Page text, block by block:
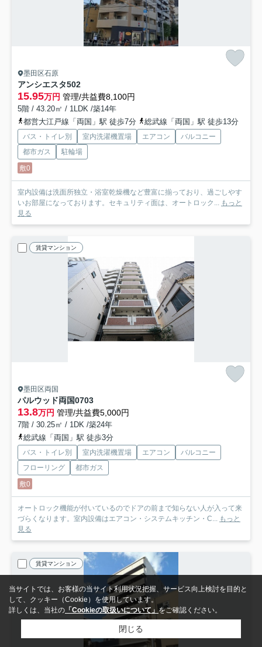
墨田区石原
アンシエスタ502
15.95万円 管理/共益費8,100円
5階 / 43.20㎡ / 1LDK /築14年
都営大江戸線「両国」駅 徒歩7分
総武線「両国」駅 徒歩13分
バス・トイレ別 室内洗濯機置場 エアコン
バルコニー
都市ガス
駐輪場
敷0
室内設備は洗面所独立・浴室乾燥機など豊富に揃っており、過ごしやす
いお部屋になっております。セキュリティ面は、オートロック...
もっと
見る
賃貸マンション
墨田区両国
パルウッド両国0703
13.8万円 管理/共益費5,000円
7階 / 30.25㎡ / 1DK /築24年
総武線「両国」駅 徒歩3分
バス・トイレ別 室内洗濯機置場 エアコン
バルコニー
フローリング
都市ガス
敷0
オートロック機能が付いているのでドアの前まで知らない人が入って来
づらくなります。室内設備はエアコン・システムキッチン・C...
もっと
見る
賃貸マンション
当サイトでは、お客様の当サイト利用状況把握、サービス向上検討を目的と
して、クッキー（Cookie）を使用しています。
詳しくは、当社の 「Cookieの取扱いについて」をご確認ください。
閉じる